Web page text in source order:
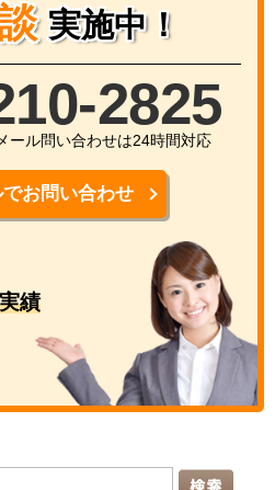
実施中！
2825
ール問い合わせは24時間対応
お問い合わせ
績